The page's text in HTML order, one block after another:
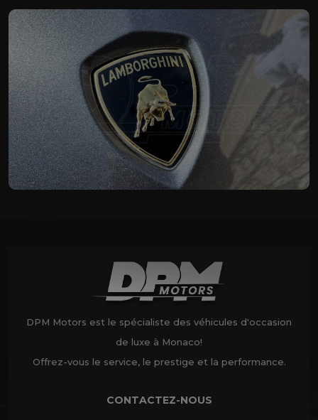
DPM Motors est le spécialiste des véhicules d'occasion
de luxe à Monaco!
Offrez-vous le service, le prestige et la performance.
CONTACTEZ-NOUS